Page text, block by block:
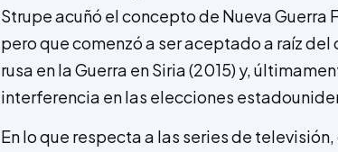
Strupe acuñó el concepto de Nueva Guerra
pero que comenzó a ser aceptado a raíz
rusa en la Guerra en Siria (2015) y,
interferencia en las elecciones
En lo que respecta a las series de